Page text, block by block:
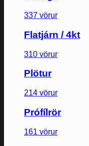
337 vörur
Flatjárn / 4kt
310 vörur
Plötur
214 vörur
Prófílrör
161 vörur